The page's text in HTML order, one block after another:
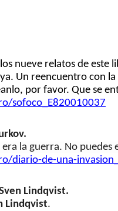
nueve relatos de este
Un reencuentro con
por favor. Que se
sofoco_E820010037
la guerra. No puedes
diario-de-una-invasion_
Lindqvist.
Lindqvist.